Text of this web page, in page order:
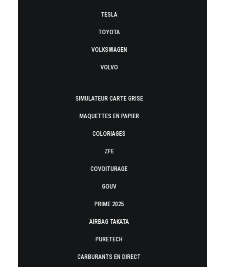
TESLA
TOYOTA
VOLKSWAGEN
VOLVO
SIMULATEUR CARTE GRISE
MAQUETTES EN PAPIER
COLORIAGES
ZFE
COVOITURAGE
GOUV
PRIME 2025
AIRBAG TAKATA
PURETECH
CARBURANTS EN DIRECT